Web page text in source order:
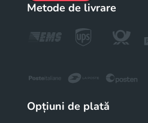
Metode de livrare
Opțiuni de plată